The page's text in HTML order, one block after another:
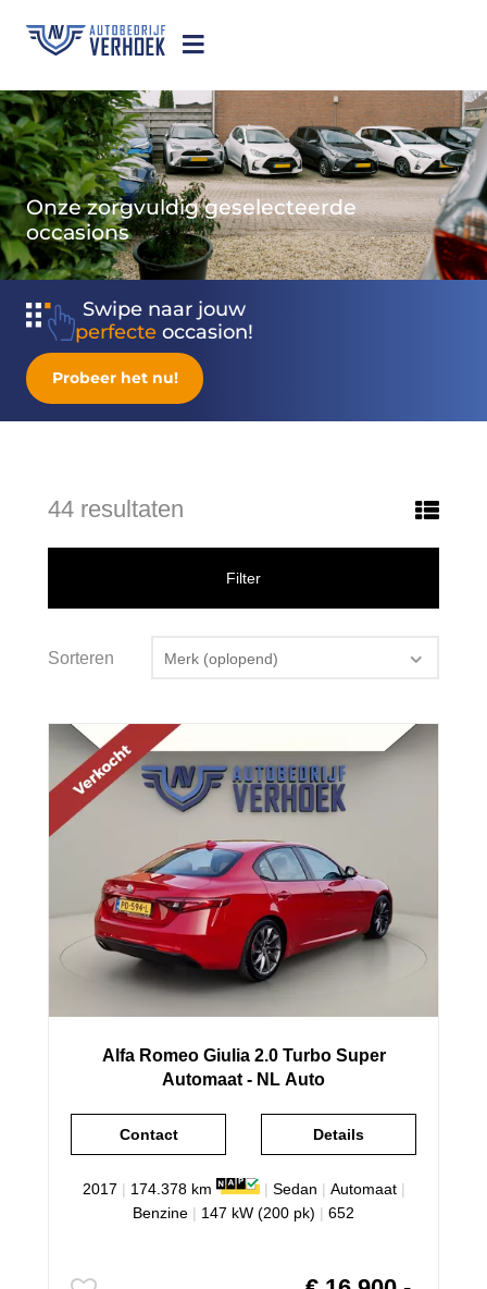
Onze zorgvuldig geselecteerde
occasions
Swipe naar jouw
perfecteoccasion!
Probeer het nu!